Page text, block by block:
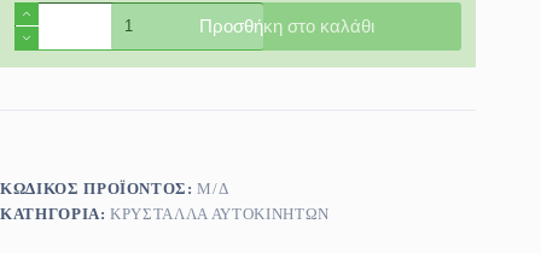
Πίσω
τζάμι
πόρτας
αριστερό/
1991-
2001
Προσθήκη στο καλάθι
ΚΩΔΙΚΌΣ ΠΡΟΪΌΝΤΟΣ:Μ/Δ
ΚΑΤΗΓΟΡΊΑ:ΚΡΎΣΤΑΛΛΑ ΑΥΤΟΚΙΝΉΤΩΝ